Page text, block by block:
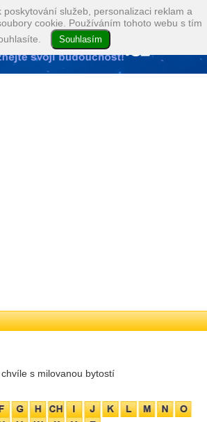
s milovanou bytostí
poskytování služeb, personalizaci reklam a
cookie. Používáním tohoto webu s tím